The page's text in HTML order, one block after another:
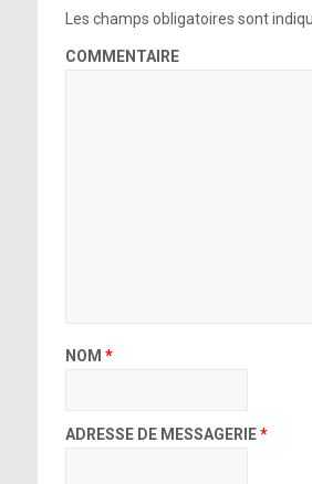
Les champs obligatoires sont
COMMENTAIRE
NOM *
ADRESSE DE MESSAGERIE*